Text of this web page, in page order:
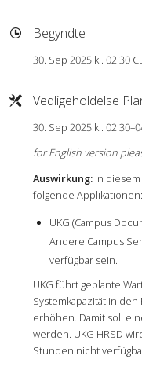
Begyndte
30. Sep 2025 kl. 02:30
Vedligeholdelse
30. Sep 2025 kl.
for English version
Auswirkung:In diesem
folgende Applikationen:
UKG (Campus
Andere Campus
verfügbar sein.
UKG führt geplante
Systemkapazität in
erhöhen. Damit soll
werden. UKG HRSD
Stunden nicht